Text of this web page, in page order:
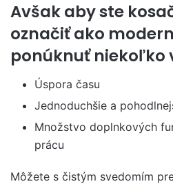
Avšak aby ste
označiť ako
ponúknuť niekoľko
Úspora času
Jednoduchšie a
Množstvo doplnkových
prácu
Môžete s čistým svedomím